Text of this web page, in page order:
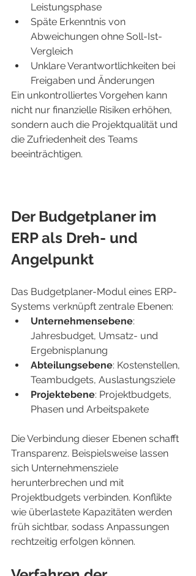
Leistungsphase
Späte Erkenntnis von
Abweichungen ohne Soll-Ist-
Vergleich
Unklare Verantwortlichkeiten bei
Freigaben und Änderungen
Ein unkontrolliertes Vorgehen kann
nicht nur finanzielle Risiken erhöhen,
sondern auch die Projektqualität und
die Zufriedenheit des Teams
beeinträchtigen.
Der Budgetplaner im
ERP als Dreh- und
Angelpunkt
Das Budgetplaner-Modul eines ERP-
Systems verknüpft zentrale Ebenen:
Unternehmensebene:
Jahresbudget, Umsatz- und
Ergebnisplanung
Abteilungsebene: Kostenstellen,
Teambudgets, Auslastungsziele
Projektebene: Projektbudgets,
Phasen und Arbeitspakete
Die Verbindung dieser Ebenen schafft
Transparenz. Beispielsweise lassen
sich Unternehmensziele
herunterbrechen und mit
Projektbudgets verbinden. Konflikte
wie überlastete Kapazitäten werden
früh sichtbar, sodass Anpassungen
rechtzeitig erfolgen können.